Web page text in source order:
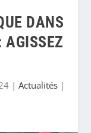
DANS
AGISSEZ
| Actualités |